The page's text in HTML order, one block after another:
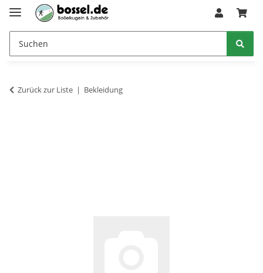
Zurück zur Liste Bekleidung